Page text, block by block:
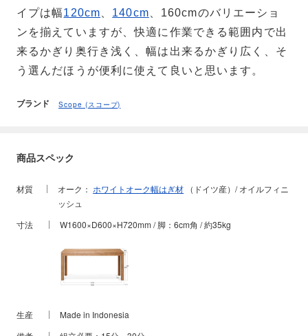
イプは幅120cm 140cm 、160cmのバリエーショ
ンを揃えていますが、快適に作業できる範囲内で出
来るかぎり奥行き浅く、幅は出来るかぎり広く、そ
う選んだほうが便利に使えて良いと思います。
ブランド Scope (スコープ)
商品スペック
材質 オーク： ホワイトオーク幅はぎ材 （ドイツ産）/ オイルフィニ
ッシュ
寸法
W1600×D600×H720mm / 脚：6cm角 / 約35kg
生産
Made in Indonesia